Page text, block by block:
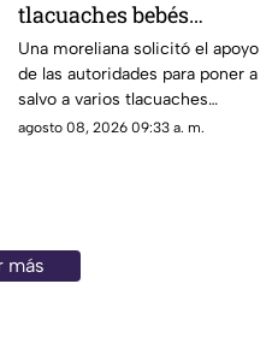
tlacuaches bebés
dentro de una caja
Una moreliana solicitó el apoyo
de las autoridades para poner a
salvo a varios tlacuaches
bebés, luego de encontrarlos
agosto 08, 2026 09:33 a. m.
más